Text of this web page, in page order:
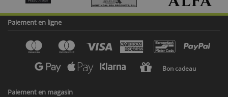
Paiement en ligne
Bon cadeau
Paiement en magasin